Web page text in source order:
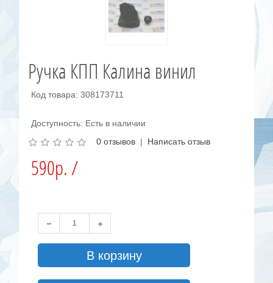
Ручка КПП Калина винил
Код товара: 308173711
Доступность: Есть в наличии
0 отзывов | Написать отзыв
590р. /
В корзину